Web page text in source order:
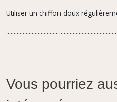
Utiliser un chiffon doux
Vous pourriez